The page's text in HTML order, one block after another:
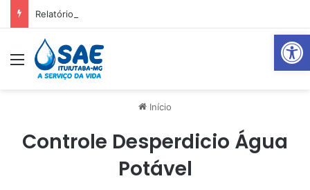
Abrir
Relatório Mensal Janeiro – Qualidade da Água Tratada
Menu
Início
Controle Desperdicio Água
Potável